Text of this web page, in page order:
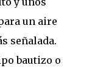
un aire
señalada.
bautizo o